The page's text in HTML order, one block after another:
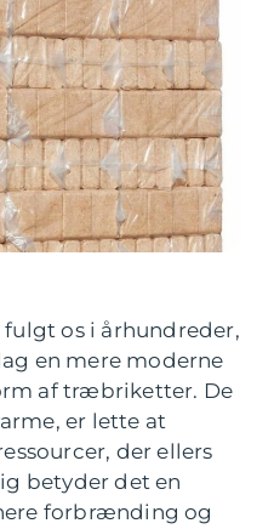
os i århundreder,
en mere moderne
af træbriketter. De
er lette at
der ellers
betyder det en
forbrænding og